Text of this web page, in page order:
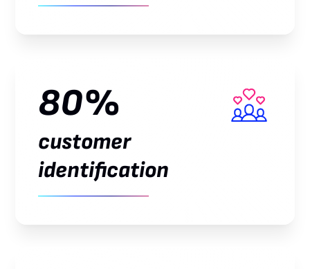
80%
customer
identification